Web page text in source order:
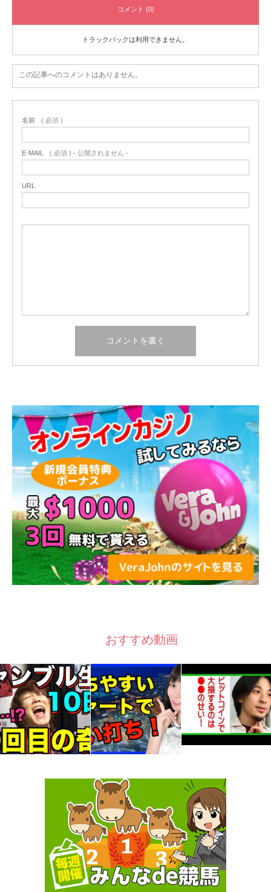
コメント (0)
トラックバックは利用できません。
この記事へのコメントはありません。
名前 ( 必須 )
E-MAIL ( 必須 ) - 公開されません -
URL
おすすめ動画